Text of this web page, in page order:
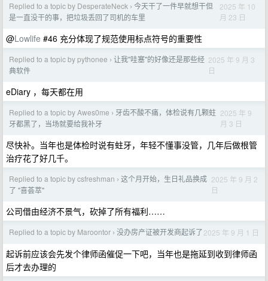
Replied to a topic by DesperateNeck › 今天干了一件早就想干但
是一直没干的事，把垃圾丢回了司机的车里
2025 年 10
月 23 日
@Lowlife #46 充分体现了规范使用标点符号的重要性
Replied to a topic by pythonee › 让我"哇塞"的好像还是那些经
典软件
2025 年 9 月 3
日
eDiary ，每天都在用
Replied to a topic by Awes0me › 牙齿不酸不痛，体检说有几颗蛀
牙都黑了，当场就要给我补牙
2025 年 9
月 3 日
尽快补。当年也是体检时说有蛀牙，年轻不懂事没管，几年后做根管
治疗花了好几千。
Replied to a topic by csfreshman › 这个月开始，生日礼品换成
了 "喜荟萃"
2025 年 9 月 2
日
公司借由经济不景气，砍掉了所有福利……
Replied to a topic by Maroontor › 没办房产证被开发商起诉了2025 年 9 月 1 日
起诉前应该会先发个律师函催促一下吧，当年也是拖延到收到律师函
后才去办理的